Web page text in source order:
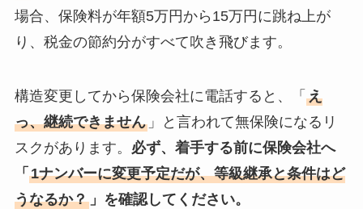
場合、保険料が年額5万円から15万円に跳ね上が
り、税金の節約分がすべて吹き飛びます。
構造変更してから保険会社に電話すると、「 え
っ、継続できません」と言われて無保険になるリ
スクがあります。 必ず、着手する前に保険会社へ
「 1ナンバーに変更予定だが、等級継承と条件はど
うなるか？」を確認してください。